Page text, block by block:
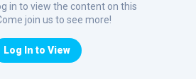
in to view the content on this
join us to see more!
Log In to View